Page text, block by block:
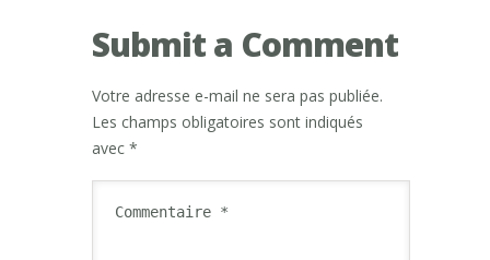
Submit a Comment
Votre adresse e-mail ne sera pas publiée.
Les champs obligatoires sont indiqués
avec *